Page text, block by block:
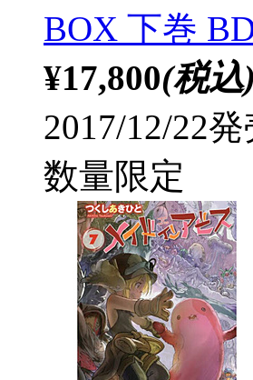
BOX 下巻
¥17,800(税込)
2017/12/22発
数量限定